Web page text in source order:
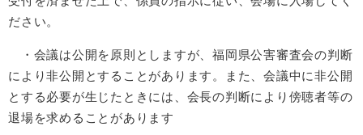
ださい。
・会議は公開を原則としますが、福岡県公害審査会の判断
により非公開とすることがあります。また、会議中に非公開
とする必要が生じたときには、会長の判断により傍聴者等の
退場を求めることがあります